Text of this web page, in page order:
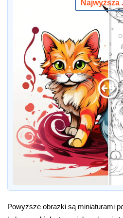
Powyższe obrazki są miniaturami